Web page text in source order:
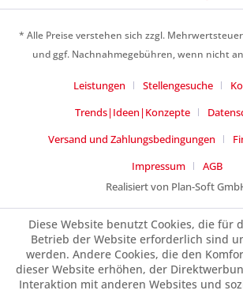
verstanden und stimme zu. *
Mit * gekennzeichnete Felder sind
Senden
* Alle Preise verstehen sich zzgl.
und ggf. Nachnahmegebühren, wenn nicht
Leistungen Stellengesuche
Trends|Ideen|Konzepte
Versand und Zahlungsbedingungen
Impressum
AGB
Realisiert von Plan-Soft
Diese Website benutzt Cookies, die für
Betrieb der Website erforderlich sind
werden. Andere Cookies, die den
dieser Website erhöhen, der
Interaktion mit anderen Websites und